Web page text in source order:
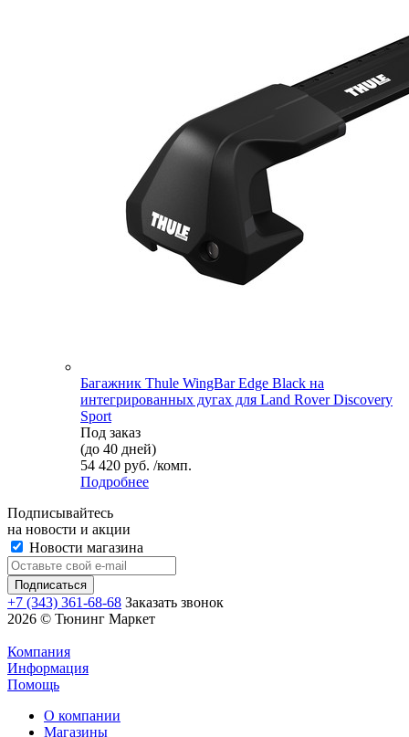
Багажник Thule WingBar Edge Black на
интегрированных дугах для Land Rover Discovery
Sport
Под заказ
(до 40 дней)
54 420 руб. /комп.
Подробнее
Подписывайтесь
на новости и акции
Новости магазина
+7 (343) 361-68-68 Заказать звонок
2026 © Тюнинг Маркет
Компания
Информация
Помощь
О компании
Магазины